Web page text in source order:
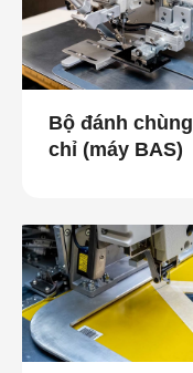
Bộ đánh chùng
chỉ (máy BAS)